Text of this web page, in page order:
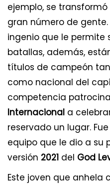
ejemplo, se
gran número de
ingenio que le permite
batallas, además,
títulos de campeón
como nacional del
competencia
Internacional a
reservado un lugar.
equipo que le dio a su
versión 2021 del God
Este joven que anhela